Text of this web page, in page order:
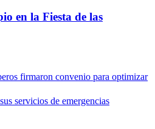
en la Fiesta de las